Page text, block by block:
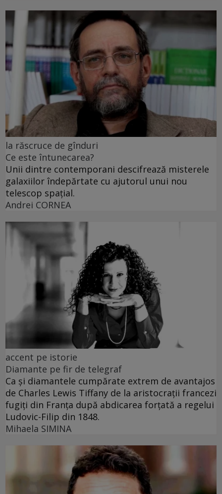
la răscruce de gînduri
Ce este întunecarea?
Unii dintre contemporani descifrează misterele
galaxiilor îndepărtate cu ajutorul unui nou
telescop spațial.
Andrei CORNEA
accent pe istorie
Diamante pe fir de telegraf
Ca și diamantele cumpărate extrem de avantajos
de Charles Lewis Tiffany de la aristocrații francezi
fugiți din Franța după abdicarea forțată a regelui
Ludovic-Filip din 1848.
Mihaela SIMINA